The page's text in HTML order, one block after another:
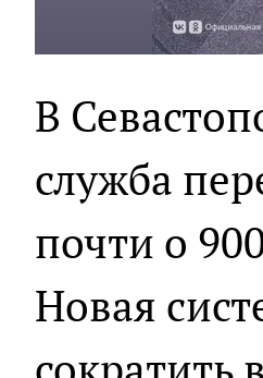
В
служба
почти о
Новая